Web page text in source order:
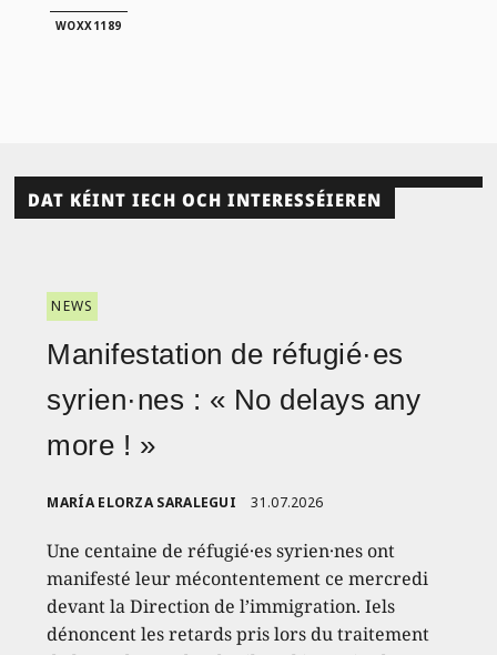
WOXX1189
DAT KÉINT IECH OCH INTERESSÉIEREN
NEWS
Manifestation de réfugié·es
syrien·nes : « No delays any
more ! »
MARÍA ELORZA SARALEGUI 31.07.2026
Une centaine de réfugié·es syrien·nes ont
manifesté leur mécontentement ce mercredi
devant la Direction de l’immigration. Iels
dénoncent les retards pris lors du traitement